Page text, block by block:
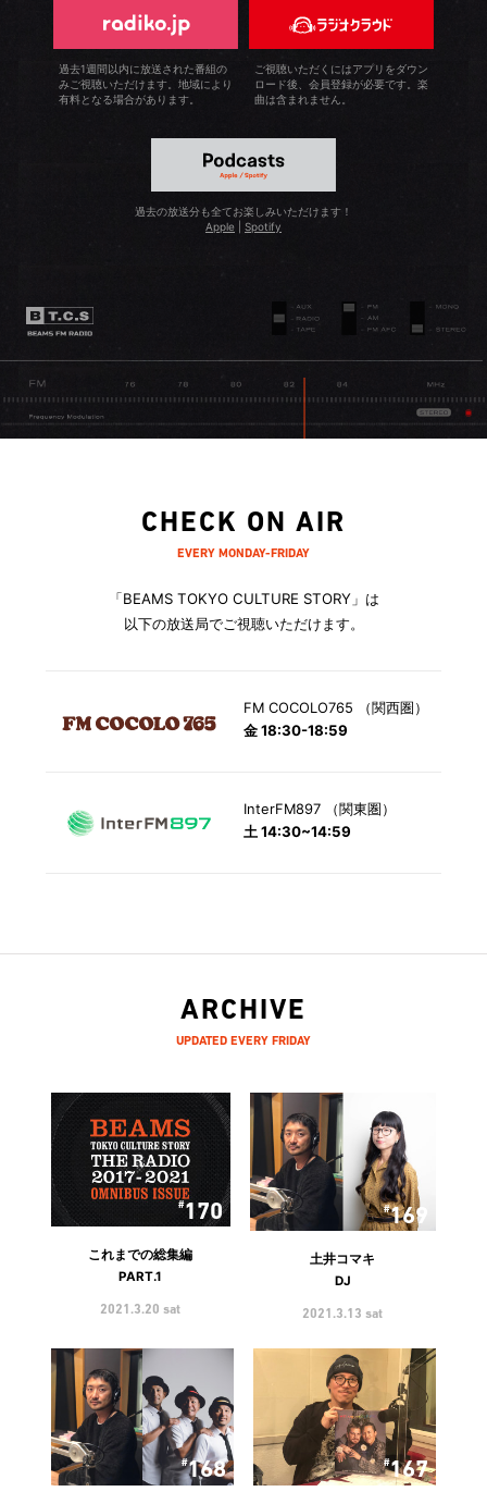
す。年に数回のペースで訪れていて、大好きな魯肉飯を食
べ歩いたり、人々の優しさに触れたりして感動していま
す。これまで台北と台中に出かけていましたが、これから
島を一周したいですね。
田店ではヴィジュアルマーチャンダイザーを担当している
ので、私もお客様に感動を与えられるように、いろいろと
仕掛けてまいります。休日は学生時代から趣味にしている
の時間や感動した瞬間、良いと感じたものを撮影していま
す。槍ヶ岳は初めて山荘に一泊して登頂した山です。雲よ
りも高いところからの眺めは最高で、自然の力を全身で感
じました。それらの写真をTumblrにアップしていますの
過去1週間以内に放送された番組の
みご視聴いただけます。地域により
有料となる場合があります。
ご視聴いただくにはアプリをダウン
ロード後、会員登録が必要です。楽
曲は含まれません。
過去の放送分も全てお楽しみいただけます！
Apple
Spotify
CHECK ON AIR
EVERY MONDAY-FRIDAY
「BEAMS TOKYO CULTURE STORY」は
以下の放送局でご視聴いただけます。
FM COCOLO765 （関西圏）
金 18:30-18:59
InterFM897 （関東圏）
土 14:30~14:59
ARCHIVE
UPDATED EVERY FRIDAY
170
これまでの総集編
PART.1
2021.3.20 sat
169
土井コマキ
DJ
2021.3.13 sat
168 167